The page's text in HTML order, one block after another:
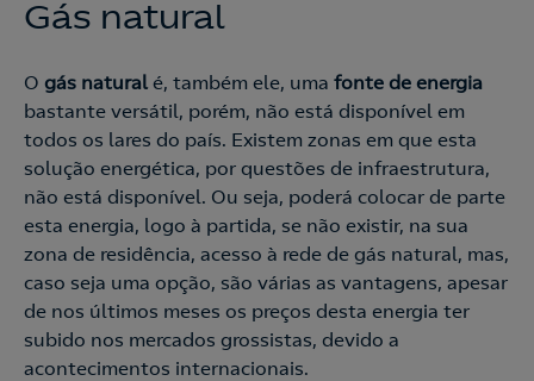
Gás natural
O gás natural é, também ele, uma fonte de energia
bastante versátil, porém, não está disponível em
todos os lares do país. Existem zonas em que esta
solução energética, por questões de infraestrutura,
não está disponível. Ou seja, poderá colocar de parte
esta energia, logo à partida, se não existir, na sua
zona de residência, acesso à rede de gás natural, mas,
caso seja uma opção, são várias as vantagens, apesar
de nos últimos meses os preços desta energia ter
subido nos mercados grossistas, devido a
acontecimentos internacionais.